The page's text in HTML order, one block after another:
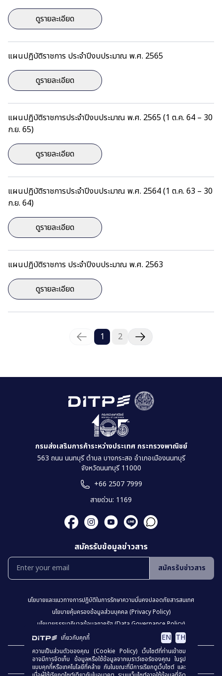
ดูรายละเอียด
แผนปฏิบัติราชการ ประจำปีงบประมาณ พ.ศ. 2565
ดูรายละเอียด
แผนปฏิบัติราชการประจำปีงบประมาณ พ.ศ. 2565 (1 ต.ค. 64 – 30
ก.ย. 65)
ดูรายละเอียด
แผนปฏิบัติราชการประจำปีงบประมาณ พ.ศ. 2564 (1 ต.ค. 63 – 30
ก.ย. 64)
ดูรายละเอียด
แผนปฏิบัติราชการ ประจำปีงบประมาณ พ.ศ. 2563
ดูรายละเอียด
1 2
เกี่ยวกับคุกกี้ EN TH
ความเป็นส่วนตัวของคุณ (Cookie Policy) เว็บไซต์ที่ท่านเข้าชม
อาจมีการจัดเก็บ ข้อมูลหรือใช้ข้อมูลจากเบราว์เซอร์ของคุณ ในรูป
แบบคุกกี้หรือเทคโนโลยีที่คล้าย กันในขณะที่มีการเรียกดูเว็บไซต์ และ
กรมส่งเสริมการค้าระหว่างประเทศ กระทรวงพาณิชย์
563 ถนน นนทบุรี ตำบล บางกระสอ อำเภอเมืองนนทบุรี
จังหวัดนนทบุรี 11000
+66 2507 7999
สายด่วน: 1169
สมัครรับข้อมูลข่าวสาร
สมัครรับข่าวสาร
นโยบายเเละเเนวทางการปฎิบัติในการรักษาความมั่นคงปลอดภัยสารสนเทศ
นโยบายคุ้มครองข้อมูลส่วนบุคคล (Privacy Policy)
นโยบายธรรมาภิบาลข้อมูลภาครัฐ (Data Governance Policy)
นโยบายเว็บไซต์ (Website Policy)
การปฏิเสธความรับผิด (Disclaimer)
เเผงผังเว็บไซต์